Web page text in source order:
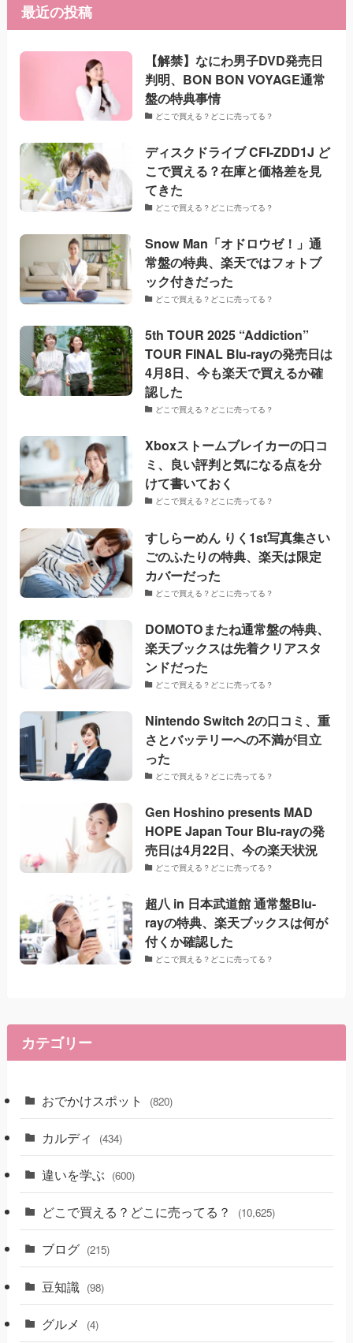
最近の投稿
【解禁】なにわ男子DVD発売日
判明、BON BON VOYAGE通常
盤の特典事情
どこで買える？どこに売ってる？
ディスクドライブ CFI-ZDD1J ど
こで買える？在庫と価格差を見
てきた
どこで買える？どこに売ってる？
Snow Man「オドロウゼ！」通
常盤の特典、楽天ではフォトブ
ック付きだった
どこで買える？どこに売ってる？
5th TOUR 2025 “Addiction”
TOUR FINAL Blu-rayの発売日は
4月8日、今も楽天で買えるか確
認した
どこで買える？どこに売ってる？
Xboxストームブレイカーの口コ
ミ、良い評判と気になる点を分
けて書いておく
どこで買える？どこに売ってる？
すしらーめん りく1st写真集さい
ごのふたりの特典、楽天は限定
カバーだった
どこで買える？どこに売ってる？
DOMOTOまたね通常盤の特典、
楽天ブックスは先着クリアスタ
ンドだった
どこで買える？どこに売ってる？
Nintendo Switch 2の口コミ、重
さとバッテリーへの不満が目立
った
どこで買える？どこに売ってる？
Gen Hoshino presents MAD
HOPE Japan Tour Blu-rayの発
売日は4月22日、今の楽天状況
どこで買える？どこに売ってる？
超八 in 日本武道館 通常盤Blu-
rayの特典、楽天ブックスは何が
付くか確認した
どこで買える？どこに売ってる？
カテゴリー
おでかけスポット (820)
カルディ (434)
違いを学ぶ (600)
どこで買える？どこに売ってる？ (10,625)
ブログ (215)
豆知識 (98)
グルメ (4)